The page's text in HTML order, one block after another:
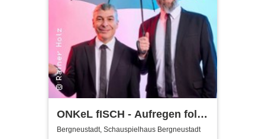
ONKeL fISCH - Aufregen folgt
Sonnenschein!
Bergneustadt, Schauspielhaus Bergneustadt